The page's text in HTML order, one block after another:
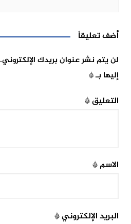
أضف تعليقاً
لن يتم نشر عنوان بريدك الإلكتروني.
إليها بـ*
التعليق*
الاسم*
البريد الإلكتروني*